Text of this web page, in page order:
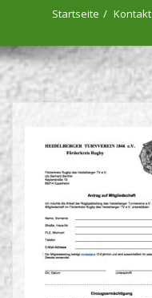
Startseite Kontakt